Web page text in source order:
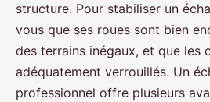
structure. Pour stabiliser un
vous que ses roues sont bien
des terrains inégaux, et que les
adéquatement verrouillés. Un
professionnel offre plusieurs